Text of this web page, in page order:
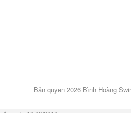
Bản quyền 2026 Bình Hoàng